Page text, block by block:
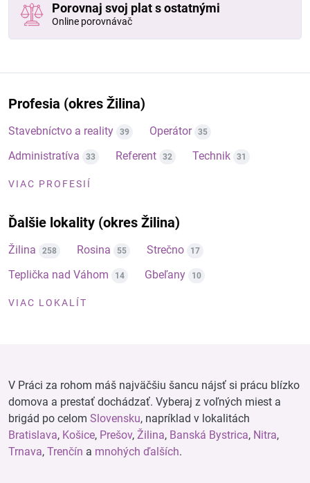
Porovnaj svoj plat s ostatnými
Online porovnávač
Profesia (okres Žilina)
Stavebníctvo a reality 39 Operátor 35
Administratíva 33 Referent 32 Technik 31
VIAC PROFESIÍ
Ďalšie lokality (okres Žilina)
Žilina 258 Rosina 55 Strečno 17
Teplička nad Váhom 14 Gbeľany 10
VIAC LOKALÍT
V Práci za rohom máš najväčšiu šancu nájsť si prácu blízko
domova a prestať dochádzať. Vyberaj z voľných miest a
brigád po celom Slovensku, napríklad v lokalitách
Bratislava, Košice, Prešov, Žilina, Banská Bystrica, Nitra,
Trnava, Trenčín a mnohých ďalších.